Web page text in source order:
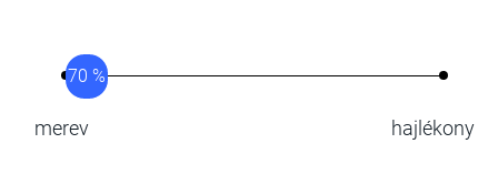
70 %
merev hajlékony